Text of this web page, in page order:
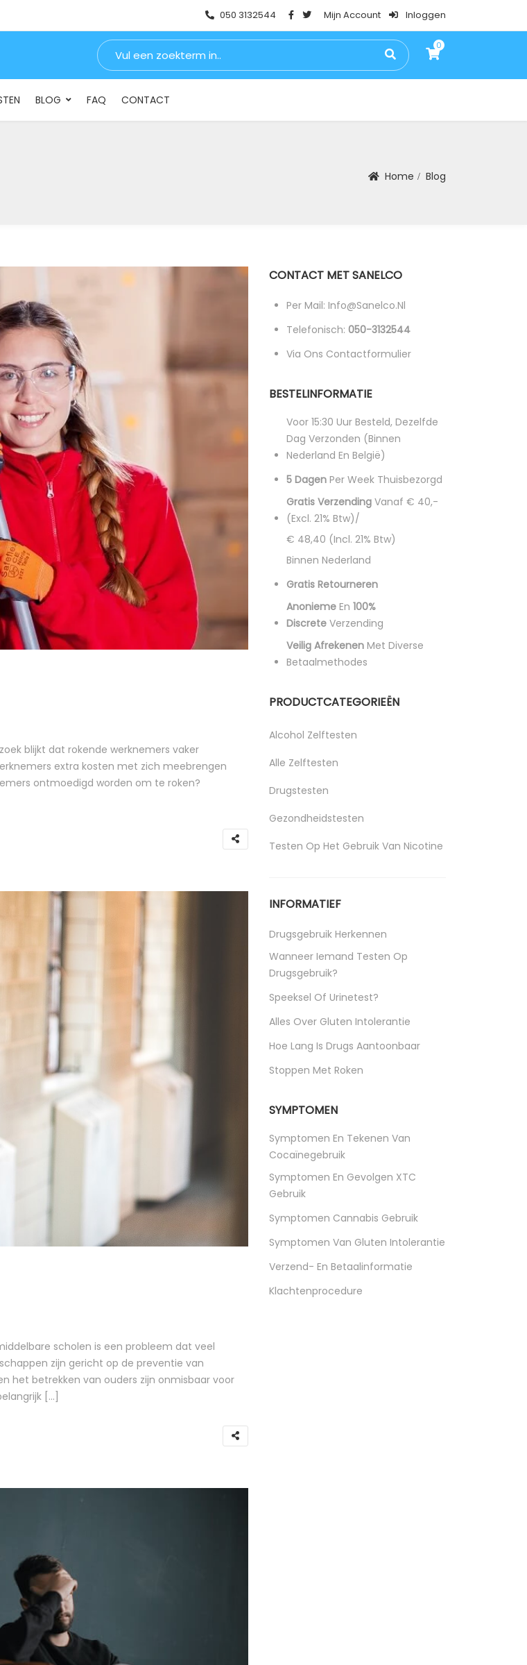
050 3132544 Mijn Account Inloggen
0
Zoeken naar:
BLOG FAQ CONTACT
DRUGSTESTEN ZWANGERSCHAPSTESTEN
Home Blog
blijkt dat rokende werknemers vaker
extra kosten met zich meebrengen
ontmoedigd worden om te roken?
scholen is een probleem dat veel
zijn gericht op de preventie van
het betrekken van ouders zijn onmisbaar voor
[...]
CONTACT MET SANELCO
Per Mail: Info@sanelco.nl
Telefonisch: 050-3132544
Via Ons Contactformulier
BESTELINFORMATIE
Voor 15:30 Uur Besteld, Dezelfde
Dag Verzonden (binnen
Nederland En België)
5 Dagen Per Week Thuisbezorgd
Gratis Verzending Vanaf € 40,-
(excl. 21% Btw)/
€ 48,40 (incl. 21% Btw)
Binnen Nederland
Gratis Retourneren
Anonieme En 100%
Discrete Verzending
Veilig Afrekenen Met Diverse
Betaalmethodes
PRODUCTCATEGORIEËN
Alcohol Zelftesten
Alle Zelftesten
Drugstesten
Gezondheidstesten
Testen Op Het Gebruik Van Nicotine
INFORMATIEF
Drugsgebruik Herkennen
Wanneer Iemand Testen Op
Drugsgebruik?
Speeksel Of Urinetest?
Alles Over Gluten Intolerantie
Hoe Lang Is Drugs Aantoonbaar
Stoppen Met Roken
SYMPTOMEN
Symptomen En Tekenen Van
Cocaïnegebruik
Symptomen En Gevolgen XTC
Gebruik
Symptomen Cannabis Gebruik
Symptomen Van Gluten Intolerantie
Verzend- En Betaalinformatie
Klachtenprocedure